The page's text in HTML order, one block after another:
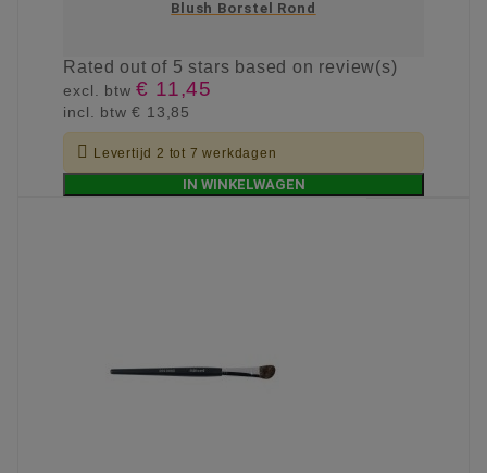
Blush Borstel Rond
Ratedout of 5 stars based on review(s)
excl. btw€ 11,45
incl. btw€ 13,85
 Levertijd 2 tot 7 werkdagen
IN WINKELWAGEN